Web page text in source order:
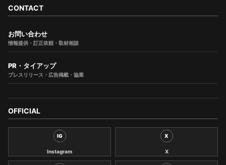
CONTACT
お問い合わせ
情報提供・訂正依頼・取材相談
PR・タイアップ
プレスリリース・広告掲載・協業
OFFICIAL
IG
Instagram
X
X